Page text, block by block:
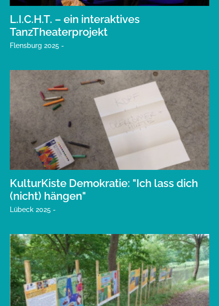
L.I.C.H.T. – ein interaktives
TanzTheaterprojekt
Flensburg 2025 -
KulturKiste Demokratie: "Ich lass dich
(nicht) hängen"
Lübeck 2025 -